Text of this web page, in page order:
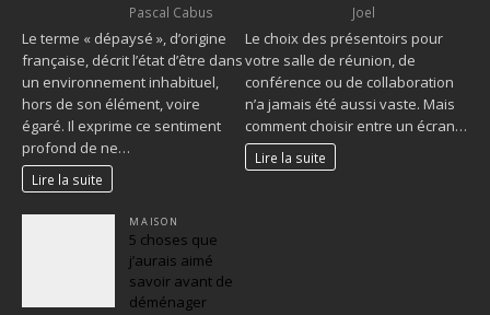
Pascal Cabus
Le terme « dépaysé », d’origine
française, décrit l’état d’être dans
un environnement inhabituel,
hors de son élément, voire
égaré. Il exprime ce sentiment
profond de ne…
Lire la suite
Joel
Le choix des présentoirs pour
votre salle de réunion, de
conférence ou de collaboration
n’a jamais été aussi vaste. Mais
comment choisir entre un écran…
Lire la suite
MAISON
5 choses que
j’aurais aimé
savoir avant de
déménager